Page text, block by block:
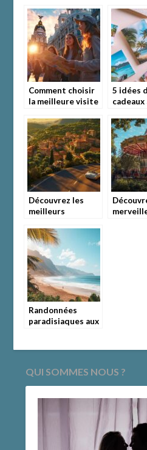
économiser sur la
location de
voiture
Comment choisir
la meilleure visite
Madrid ?
5 idées
cadeaux
plus
de
Découvrez les
meilleurs
un road trip
inoubliable en
Europe
Randonnées
paradisiaques aux
QUI SOMMES NOUS ?